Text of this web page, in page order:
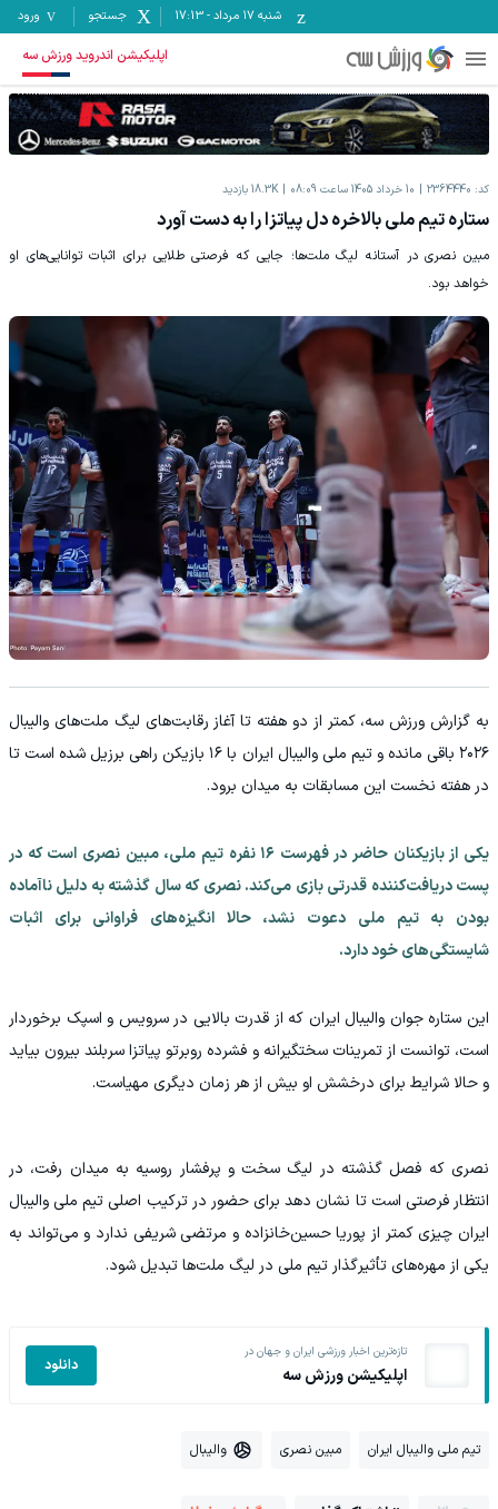
شنبه ۱۷ مرداد -
17:13 جستجو ورود
اپلیکیشن اندروید ورزش سه
کد: 2364440 10 خرداد 1405 ساعت 08:09 18.3K بازدید
ستاره تیم ملی بالاخره دل پیاتزا را به دست آورد
مبین نصری در آستانه لیگ ملت‌ها؛ جایی که فرصتی طلایی برای اثبات توانایی‌های او
خواهد بود.
به گزارش ورزش سه، کمتر از دو هفته تا آغاز رقابت‌های لیگ ملت‌های والیبال
۲۰۲۶ باقی مانده و تیم ملی والیبال ایران با ۱۶ بازیکن راهی برزیل شده است تا
در هفته نخست این مسابقات به میدان برود.
یکی از بازیکنان حاضر در فهرست ۱۶ نفره تیم ملی، مبین نصری است که در
پست دریافت‌کننده قدرتی بازی می‌کند. نصری که سال گذشته به دلیل ناآماده
بودن به تیم ملی دعوت نشد، حالا انگیزه‌های فراوانی برای اثبات
شایستگی‌های خود دارد.
این ستاره جوان والیبال ایران که از قدرت بالایی در سرویس و اسپک برخوردار
است، توانست از تمرینات سختگیرانه و فشرده روبرتو پیاتزا سربلند بیرون بیاید
و حالا شرایط برای درخشش او بیش از هر زمان دیگری مهیاست.
نصری که فصل گذشته در لیگ سخت و پرفشار روسیه به میدان رفت، در
انتظار فرصتی است تا نشان دهد برای حضور در ترکیب اصلی تیم ملی والیبال
ایران چیزی کمتر از پوریا حسین‌خانزاده و مرتضی شریفی ندارد و می‌تواند به
یکی از مهره‌های تأثیرگذار تیم ملی در لیگ ملت‌ها تبدیل شود.
تازه‌ترین اخبار ورزشی ایران و جهان در
اپلیکیشن ورزش سه دانلود
تیم ملی والیبال ایران مبین نصری والیبال